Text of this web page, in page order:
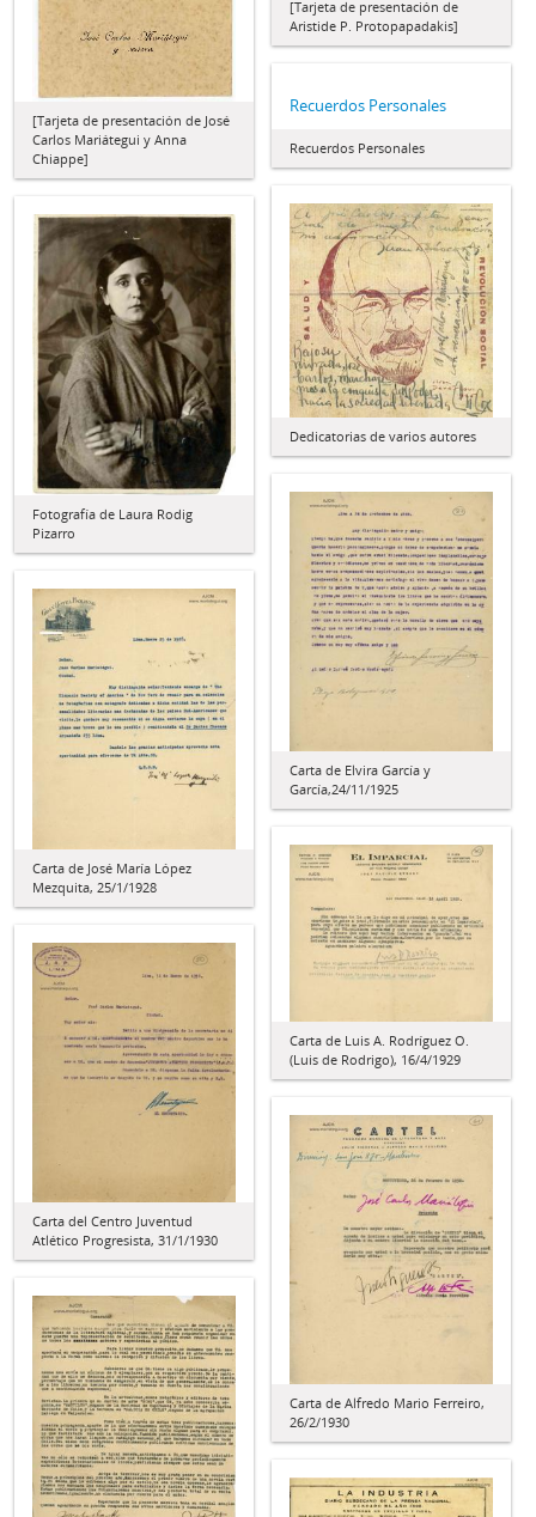
[Tarjeta de presentación de
Aristide P. Protopapadakis]
[Tarjeta de presentación de José
Carlos Mariátegui y Anna
Chiappe]
Recuerdos Personales
Recuerdos Personales
Dedicatorias de varios autores
Fotografía de Laura Rodig
Pizarro
Carta de Elvira García y
García,24/11/1925
Carta de José María López
Mezquita, 25/1/1928
Carta de Luis A. Rodríguez O.
(Luis de Rodrigo), 16/4/1929
Carta del Centro Juventud
Atlético Progresista, 31/1/1930
Carta de Alfredo Mario Ferreiro,
26/2/1930